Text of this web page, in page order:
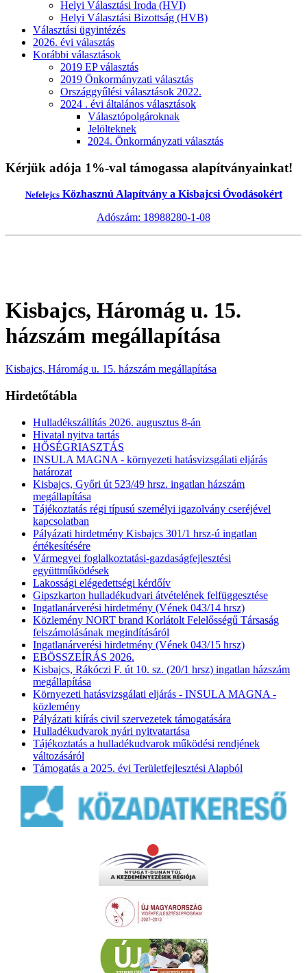
Helyi Választási Iroda (HVI)
Helyi Választási Bizottság (HVB)
Választási ügyintézés
2026. évi választás
Korábbi választások
2019 EP választás
2019 Önkormányzati választás
Országgyűlési választások 2022.
2024 . évi általános választások
Választópolgároknak
Jelölteknek
2024. Önkormányzati választás
Kérjük adója 1%-val támogassa alapítványainkat!
NefelejcsKözhasznú Alapítvány a Kisbajcsi Óvodásokért
Adószám: 18988280-1-08
Kisbajcs, Háromág u. 15.
házszám megállapítása
Kisbajcs, Háromág u. 15. házszám megállapítása
Hirdetőtábla
Hulladékszállítás 2026. augusztus 8-án
Hivatal nyitva tartás
HŐSÉGRIASZTÁS
INSULA MAGNA - környezeti hatásvizsgálati eljárás
határozat
Kisbajcs, Győri út 523/49 hrsz. ingatlan házszám
megállapítása
Tájékoztatás régi típusú személyi igazolvány cseréjével
kapcsolatban
Pályázati hirdetmény Kisbajcs 301/1 hrsz-ú ingatlan
értékesítésére
Vármegyei foglalkoztatási-gazdaságfejlesztési
együttműködések
Lakossági elégedettségi kérdőív
Gipszkarton hulladékudvari átvételének felfüggesztése
Ingatlanárverési hirdetmény (Vének 043/14 hrsz)
Közlemény NORT brand Korlátolt Felelősségű Társaság
felszámolásának megindításáról
Ingatlanárverési hirdetmény (Vének 043/15 hrsz)
EBÖSSZEÍRÁS 2026.
Kisbajcs, Rákóczi F. út 10. sz. (20/1 hrsz) ingatlan házszám
megállapítása
Környezeti hatásvizsgálati eljárás - INSULA MAGNA -
közlemény
Pályázati kiírás civil szervezetek támogatására
Hulladékudvarok nyári nyitvatartása
Tájékoztatás a hulladékudvarok működési rendjének
változásáról
Támogatás a 2025. évi Területfejlesztési Alapból